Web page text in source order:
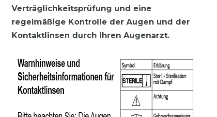
Verträglichkeitsprüfung und eine
regelmäßige Kontrolle der Augen und der
Kontaktlinsen durch Ihren Augenarzt.